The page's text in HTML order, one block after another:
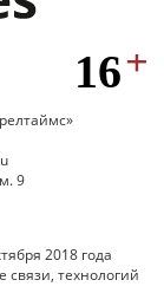
9
2018 года
технологий